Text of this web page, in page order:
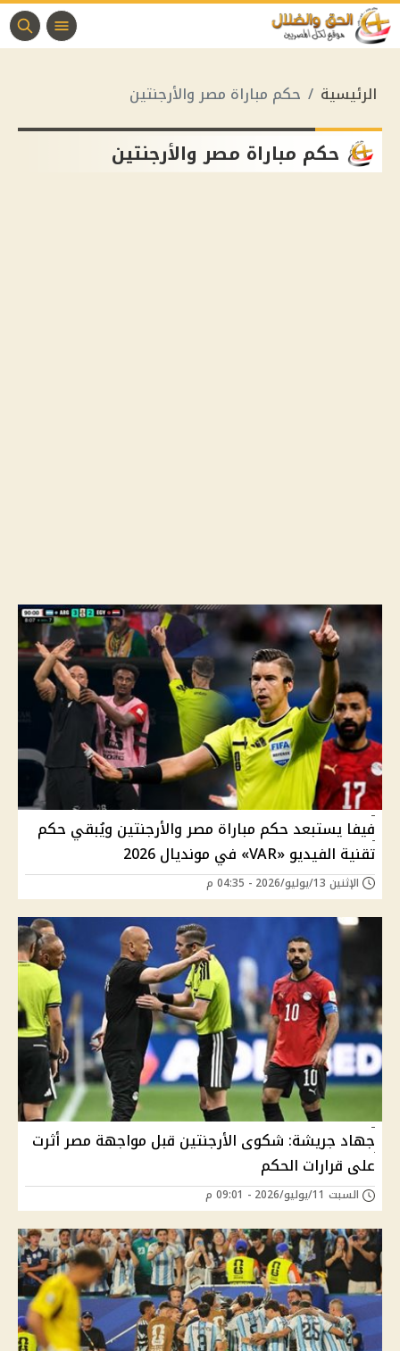
الرئيسية حكم مباراة مصر والأرجنتين
حكم مباراة مصر والأرجنتين
فيفا يستبعد حكم مباراة مصر والأرجنتين ويُبقي حكم
تقنية الفيديو «VAR» في مونديال 2026
الإثنين 13/يوليو/2026 - 04:35 م
جهاد جريشة: شكوى الأرجنتين قبل مواجهة مصر أثرت
على قرارات الحكم
السبت 11/يوليو/2026 - 09:01 م